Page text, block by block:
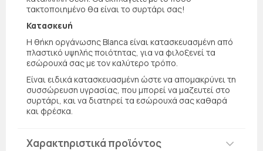
τακτοποιημένο θα είναι το συρτάρι σας!
Κατασκευή
Η θήκη οργάνωσης Blanca είναι κατασκευασμένη από
πλαστικό υψηλής ποιότητας, για να φιλοξενεί τα
εσώρουχά σας με τον καλύτερο τρόπο.
Είναι ειδικά κατασκευασμένη ώστε να απομακρύνει τη
συσσώρευση υγρασίας, που μπορεί να μαζευτεί στο
συρτάρι, και να διατηρεί τα εσώρουχά σας καθαρά
και φρέσκα.
Χαρακτηριστικά προϊόντος